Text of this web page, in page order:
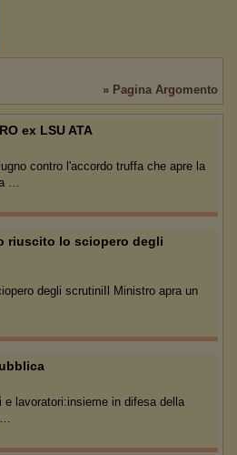
» Pagina Argomento
ex LSU ATA
contro l'accordo truffa che apre la
…
riuscito lo sciopero degli
degli scrutiniIl Ministro apra un
lavoratori:insieme in difesa della